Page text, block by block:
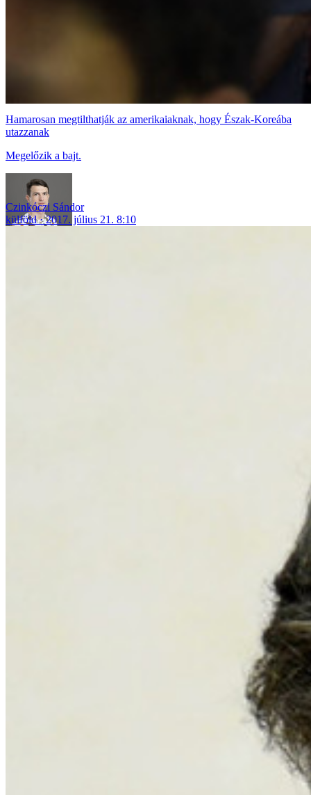
Hamarosan megtilthatják az amerikaiaknak, hogy Észak-Koreába
utazzanak
Megelőzik a bajt.
Czinkóczi Sándor
külföld
2017. július 21. 8:10